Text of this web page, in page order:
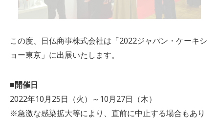
この度、日仏商事株式会社は「2022ジャパン・ケーキシ
ョー東京」に出展いたします。
■開催日
2022年10月25日（火）～10月27日（木）
※急激な感染拡大等により、直前に中止する場合もあり